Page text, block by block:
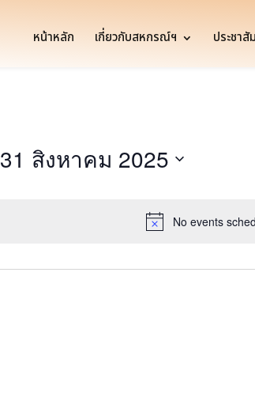
หน้าหลัก เกี่ยวกับสหกรณ์ฯ ประชา
No events
31 สิงหาคม 2025